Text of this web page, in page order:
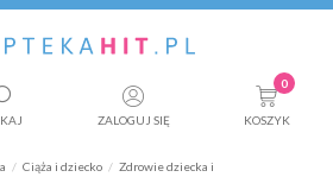
ZALOGUJ SIĘ
0
KOSZYK
Ciąża i dziecko
Zdrowie dziecka i